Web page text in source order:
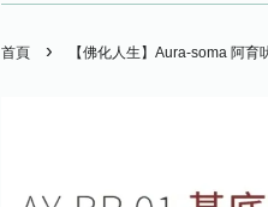
首頁 › 【佛化人生】Aura-soma 阿